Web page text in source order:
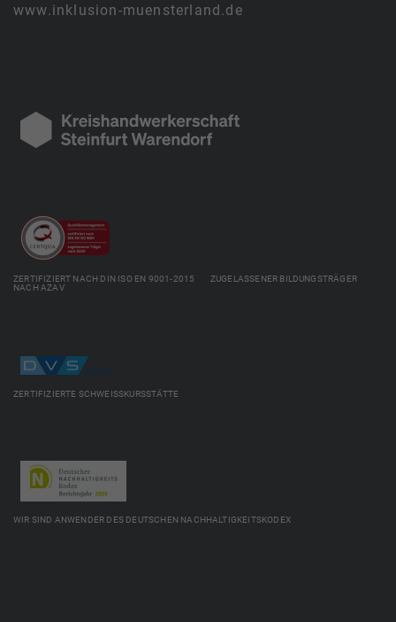
www.inklusion-muensterland.de
ZERTIFIZIERT NACH DIN ISO EN 9001-2015 ZUGELASSENER BILDUNGSTRÄGER
NACH AZAV
ZERTIFIZIERTE SCHWEISSKURSSTÄTTE
WIR SIND ANWENDER DES DEUTSCHEN NACHHALTIGKEITSKODEX